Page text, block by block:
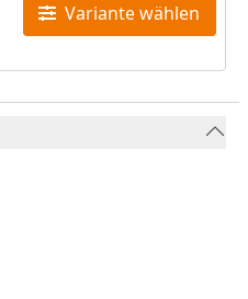
Variante wählen